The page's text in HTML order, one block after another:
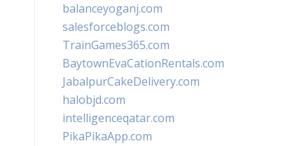
balanceyoganj.com
salesforceblogs.com
TrainGames365.com
BaytownEvaCationRentals.com
JabalpurCakeDelivery.com
halobjd.com
intelligenceqatar.com
PikaPikaApp.com